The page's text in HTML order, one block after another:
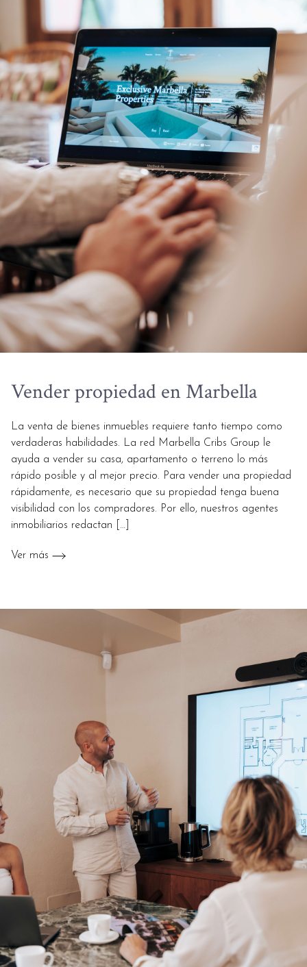
Vender propiedad en Marbella
La venta de bienes inmuebles requiere tanto tiempo como
verdaderas habilidades. La red Marbella Cribs Group le
ayuda a vender su casa, apartamento o terreno lo más
rápido posible y al mejor precio. Para vender una propiedad
rápidamente, es necesario que su propiedad tenga buena
visibilidad con los compradores. Por ello, nuestros agentes
inmobiliarios redactan […]
Ver más